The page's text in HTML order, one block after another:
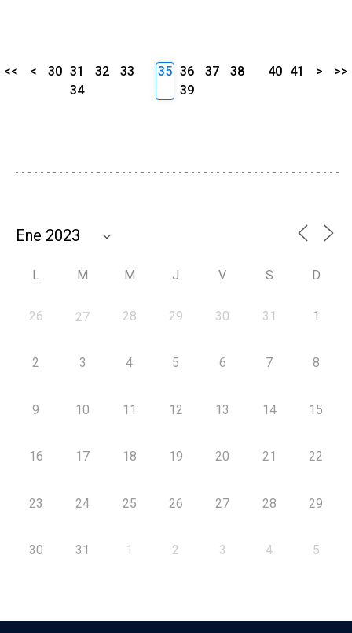
<< < 30 31 32
33
34
35 36 37
38
39
40 41 > >>
L M M J V S D
26 27 28 29 30 31 1
2 3 4 5 6 7 8
9 10 11 12 13 14 15
16 17 18 19 20 21 22
23 24 25 26 27 28 29
30 31 1 2 3 4 5